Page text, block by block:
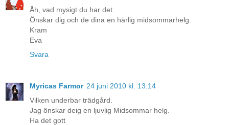
Åh, vad mysigt du har det.
Önskar dig och de dina en härlig midsommarhelg.
Kram
Eva
Svara
Myricas Farmor 24 juni 2010 kl. 13:14
Vilken underbar trädgård.
Jag önskar deig en ljuvlig Midsommar helg.
Ha det gott